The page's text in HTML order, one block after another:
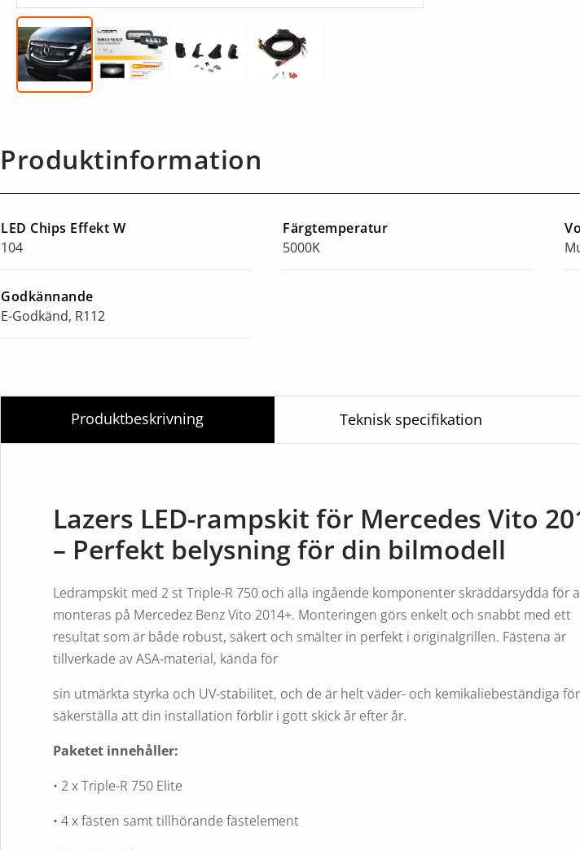
Produktinformation
LED Chips Effekt W
104
Färgtemperatur
5000K
Godkännande
E-Godkänd, R112
Produktbeskrivning Teknisk specifikation
Lazers LED-rampskit för Mercedes Vito
– Perfekt belysning för din bilmodell
Ledrampskit med 2 st Triple-R 750 och alla ingående komponenter skräddarsydda för
monteras på Mercedez Benz Vito 2014+. Monteringen görs enkelt och snabbt med ett
resultat som är både robust, säkert och smälter in perfekt i originalgrillen. Fästena är
tillverkade av ASA-material, kända för
sin utmärkta styrka och UV-stabilitet, och de är helt väder- och kemikaliebeständiga
säkerställa att din installation förblir i gott skick år efter år.
Paketet innehåller:
• 2 x Triple-R 750 Elite
• 4 x fästen samt tillhörande fästelement